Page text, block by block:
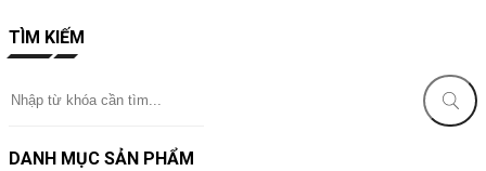
TÌM KIẾM
DANH MỤC SẢN PHẨM